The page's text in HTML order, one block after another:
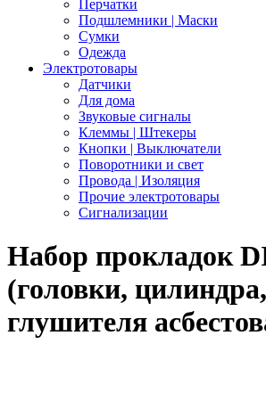
Перчатки
Подшлемники | Маски
Сумки
Одежда
Электротовары
Датчики
Для дома
Звуковые сигналы
Клеммы | Штекеры
Кнопки | Выключатели
Поворотники и свет
Провода | Изоляция
Прочие электротовары
Сигнализации
Набор прокладок
(головки, цилиндра,
глушителя